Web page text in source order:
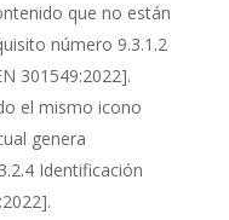
que no están
número 9.3.1.2
301549:2022].
el mismo icono
genera
Identificación
.